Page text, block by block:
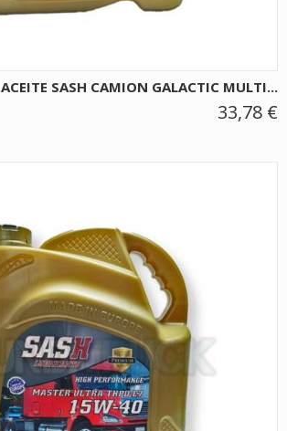
ACEITE SASH CAMION GALACTIC MULTI...
33,78 €